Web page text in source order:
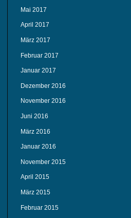
Mai 2017
April 2017
März 2017
Februar 2017
Januar 2017
Dezember 2016
November 2016
Juni 2016
März 2016
Januar 2016
November 2015
April 2015
März 2015
Februar 2015